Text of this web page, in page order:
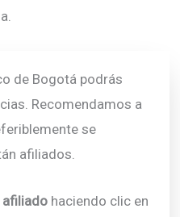
de Bogotá podrás
Recomendamos a
se
afiliados.
afiliadohaciendo clic en